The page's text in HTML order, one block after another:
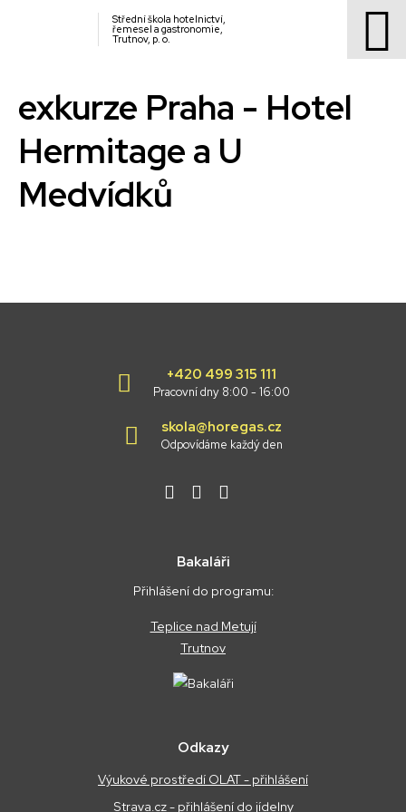
Střední škola hotelnictví,
řemesel a gastronomie,
Trutnov, p. o.
exkurze Praha - Hotel
Hermitage a U
Medvídků
+420 499 315 111
Pracovní dny 8:00 - 16:00
skola@horegas.cz
Odpovídáme každý den
Bakaláři
Přihlášení do programu:
Teplice nad Metují
Trutnov
Odkazy
Výukové prostředí OLAT - přihlášení
Strava.cz - přihlášení do jídelny